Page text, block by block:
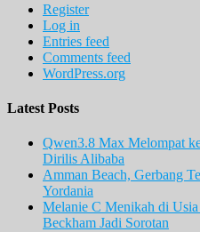
Register
Log in
Entries feed
Comments feed
WordPress.org
Latest Posts
Qwen3.8 Max Melompat
Dirilis Alibaba
Amman Beach, Gerbang
Yordania
Melanie C Menikah di
Beckham Jadi Sorotan